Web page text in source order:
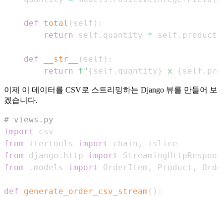
def total ( self ) :
return
self . quantity * self . product
def __str__ ( self ) :
return
f" { self . quantity} x { self .
이제 이 데이터를 CSV로 스트리밍하는 Django 뷰를 만들어 보
겠습니다.
# views.py
import
from itertools import chain ,
from django . http import
from
. models import OrderItem , Product ,
def generate_order_csv_stream ( ) :